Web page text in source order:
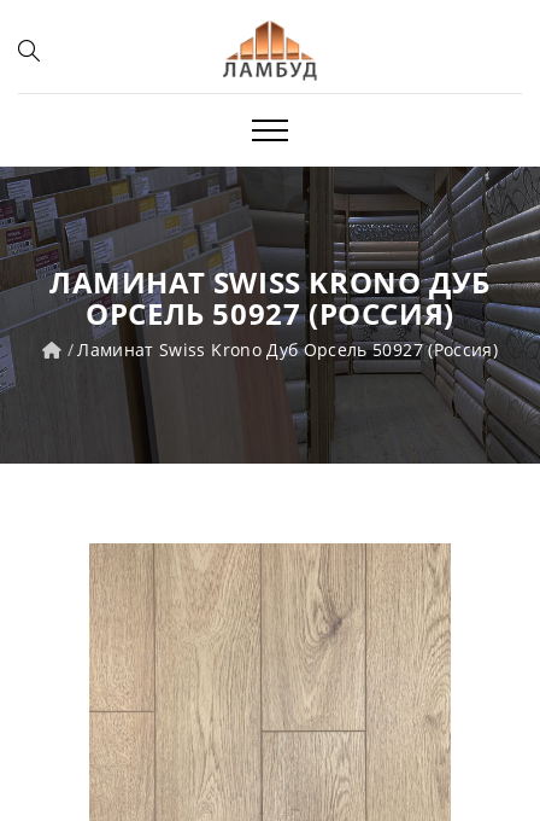
ЛАМИНАТ SWISS KRONO ДУБ
ОРСЕЛЬ 50927 (РОССИЯ)
Ламинат Swiss Krono Дуб Орсель 50927 (Россия)